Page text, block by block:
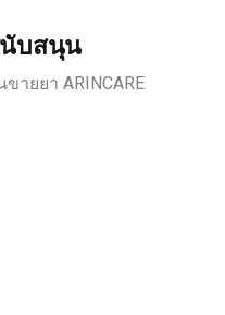
บสนุน
ายยา ARINCARE